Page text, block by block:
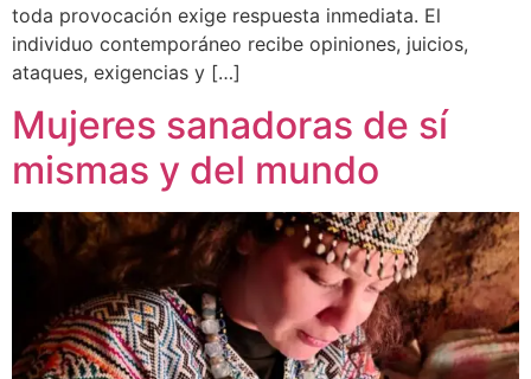
toda provocación exige respuesta inmediata. El
individuo contemporáneo recibe opiniones, juicios,
ataques, exigencias y […]
Mujeres sanadoras de sí
mismas y del mundo